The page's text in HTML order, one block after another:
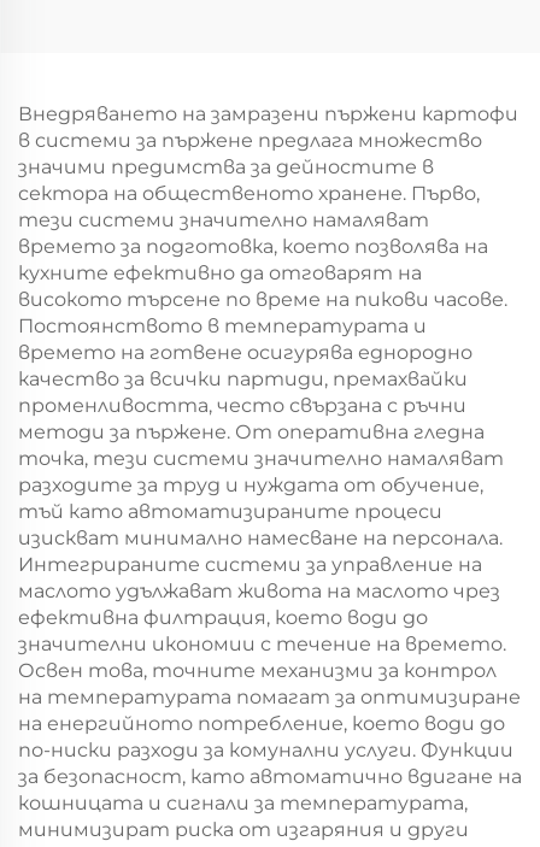
Внедряването на замразени пържени картофи
в системи за пържене предлага множество
значими предимства за дейностите в
сектора на общественото хранене. Първо,
тези системи значително намаляват
времето за подготовка, което позволява на
кухните ефективно да отговарят на
високото търсене по време на пикови часове.
Постоянството в температурата и
времето на готвене осигурява еднородно
качество за всички партиди, премахвайки
променливостта, често свързана с ръчни
методи за пържене. От оперативна гледна
точка, тези системи значително намаляват
разходите за труд и нуждата от обучение,
тъй като автоматизираните процеси
изискват минимално намесване на персонала.
Интегрираните системи за управление на
маслото удължават живота на маслото чрез
ефективна филтрация, което води до
значителни икономии с течение на времето.
Освен това, точните механизми за контрол
на температурата помагат за оптимизиране
на енергийното потребление, което води до
по-ниски разходи за комунални услуги. Функции
за безопасност, като автоматично вдигане на
кошницата и сигнали за температурата,
минимизират риска от изгаряния и други